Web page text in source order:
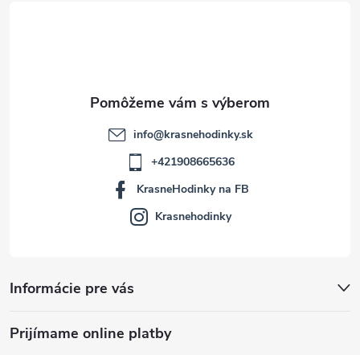
Informácie pre vás
Prijímame online platby
info@krasnehodinky.sk
+421908665636
KrasneHodinky na FB
Krasnehodinky